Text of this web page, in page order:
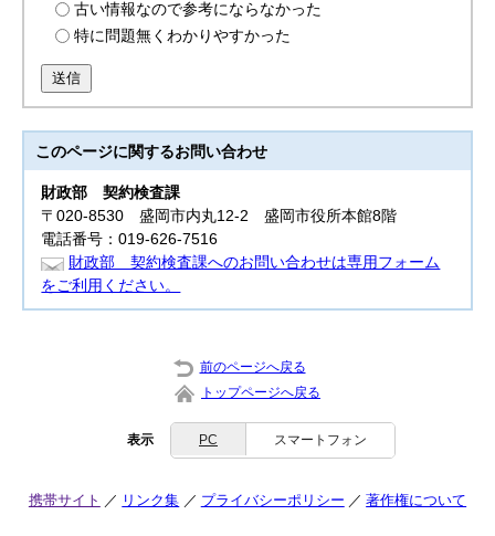
古い情報なので参考にならなかった
特に問題無くわかりやすかった
送信
このページに関するお問い合わせ
財政部契約検査課
〒020-8530 盛岡市内丸12-2 盛岡市役所本館8階
電話番号：019-626-7516
財政部 契約検査課へのお問い合わせは専用フォーム
をご利用ください。
前のページへ戻る
トップページへ戻る
表示 PC スマートフォン
携帯サイト リンク集 プライバシーポリシー 著作権について